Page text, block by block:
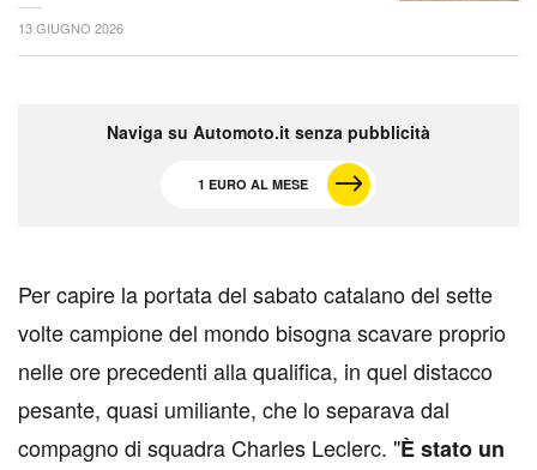
13 GIUGNO 2026
Naviga su Automoto.it senza pubblicità
1 EURO AL MESE
Per capire la portata del sabato catalano del sette
volte campione del mondo bisogna scavare proprio
nelle ore precedenti alla qualifica, in quel distacco
pesante, quasi umiliante, che lo separava dal
compagno di squadra Charles Leclerc. "È stato un